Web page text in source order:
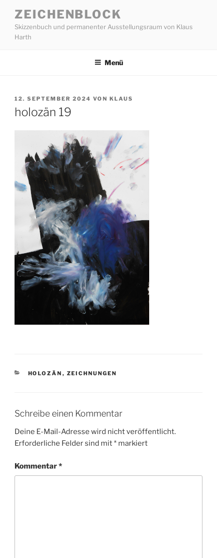
Inhalt
springen
ZEICHENBLOCK
Skizzenbuch und permanenter Ausstellungsraum von Klaus
Harth
Menü
VERÖFFENTLICHT
AM
12. SEPTEMBER 2024 VON KLAUS
holozän 19
KATEGORIEN
HOLOZÄN , ZEICHNUNGEN
Schreibe einen Kommentar
Deine E-Mail-Adresse wird nicht veröffentlicht.
Erforderliche Felder sind mit* markiert
Kommentar*